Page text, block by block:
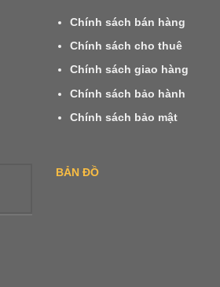
Chính sách bán hàng
Chính sách cho thuê
Chính sách giao hàng
Chính sách bảo hành
Chính sách bảo mật
BẢN ĐỒ